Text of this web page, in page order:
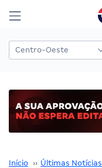
Início ›› Últimas Notícias